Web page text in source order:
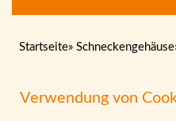
Startseite» Schneckengehäuse
Verwendung von